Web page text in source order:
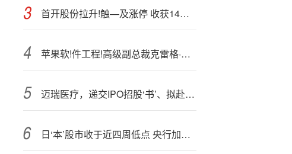
首开股份拉升!触—及涨停 收获14天12板
苹果软!件工程!高级副总裁克雷格·费德里希 也是库克热门接班人选
迈瑞医疗，递交IPO招股‘书’、拟赴香港上市，华泰国际、摩根大通联席保荐 | A股公司香港上市
日‘本’股市收于近四周低点 央行加息预期减弱银行股大跌